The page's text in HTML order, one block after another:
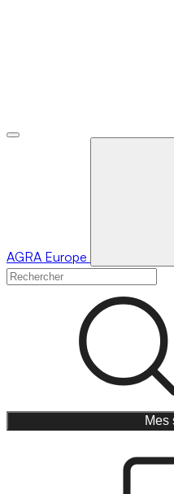
AGRA Europe
Mes